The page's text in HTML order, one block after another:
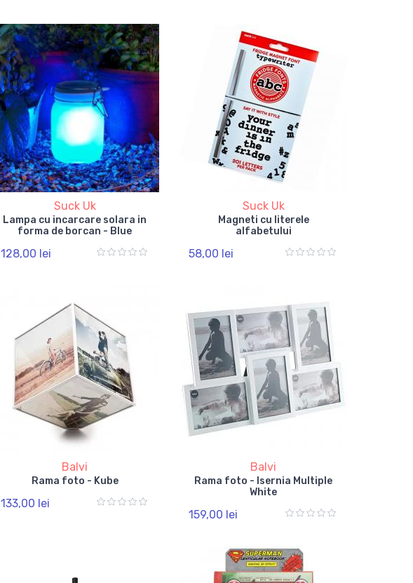
Suck Uk
Lampa cu incarcare solara in
forma de borcan - Blue
128,00 lei
Suck Uk
Magneti cu literele
alfabetului
58,00 lei
Balvi
Rama foto - Kube
133,00 lei
Balvi
Rama foto - Isernia Multiple
White
159,00 lei